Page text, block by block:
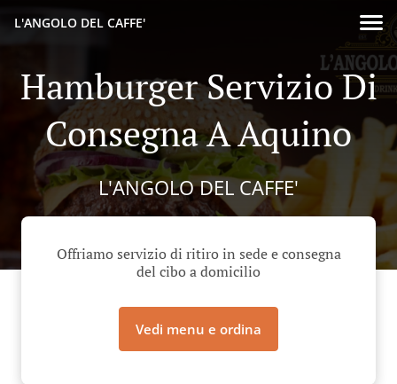
L'ANGOLO DEL CAFFE'
Hamburger Servizio Di
Consegna A Aquino
L'ANGOLO DEL CAFFE'
Offriamo servizio di ritiro in sede e consegna
del cibo a domicilio
Vedi menu e ordina